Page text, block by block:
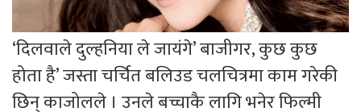
‘दिलवाले दुल्हनिया ले जायंगे’ बाजीगर, कुछ कुछ
होता है’ जस्ता चर्चित बलिउड चलचित्रमा काम गरेकी
छिन् काजोलले । उनले बच्चाकै लागि भनेर फिल्मी